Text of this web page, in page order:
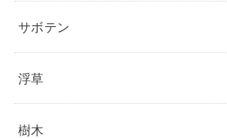
サボテン
浮草
樹木